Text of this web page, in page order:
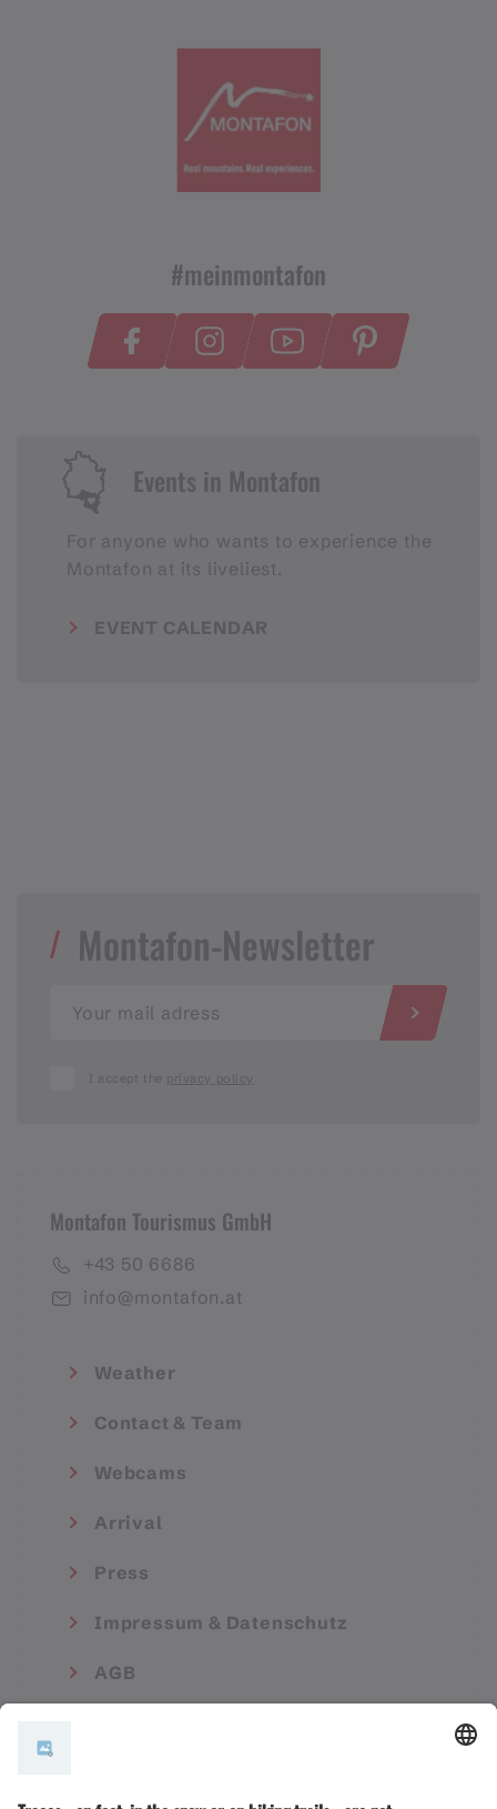
#meinmontafon
Events in Montafon
For anyone who wants to experience the
Montafon at its liveliest.
EVENT CALENDAR
Montafon-Newsletter
I accept the privacy policy
Montafon Tourismus GmbH
+43 50 6686
info@montafon.at
Weather
Contact & Team
Webcams
Arrival
Press
Impressum & Datenschutz
AGB